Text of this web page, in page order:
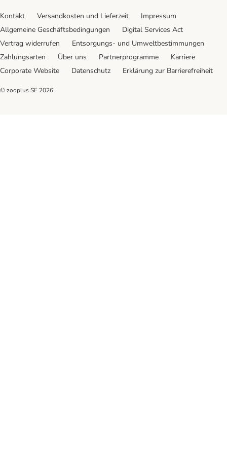
Kontakt Versandkosten und Lieferzeit
Impressum
Allgemeine Geschäftsbedingungen
Digital Services Act
Vertrag widerrufen
Entsorgungs- und Umweltbestimmungen
Zahlungsarten
Über uns Partnerprogramme
Karriere
Corporate Website
Datenschutz Erklärung zur Barrierefreiheit
© zooplus SE 2026